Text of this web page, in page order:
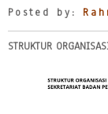
Posted by:
STRUKTUR